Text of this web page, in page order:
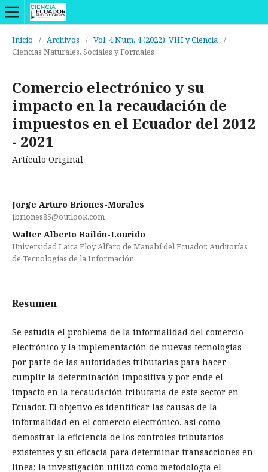
Inicio / Archivos / Vol. 4 Núm. 4 (2022): VIH y Ciencia /
Ciencias Naturales, Sociales y Formales
Comercio electrónico y su
impacto en la recaudación de
impuestos en el Ecuador del 2012
- 2021
Artículo Original
Jorge Arturo Briones-Morales
jbriones85@outlook.com
Walter Alberto Bailón-Lourido
Universidad Laica Eloy Alfaro de Manabí del Ecuador, Auditorías
de Tecnologías de la Información
Resumen
Se estudia el problema de la informalidad del comercio
electrónico y la implementación de nuevas tecnologías
por parte de las autoridades tributarias para hacer
cumplir la determinación impositiva y por ende el
impacto en la recaudación tributaria de este sector en
Ecuador. El objetivo es identificar las causas de la
informalidad en el comercio electrónico, así como
demostrar la eficiencia de los controles tributarios
existentes y su eficacia para determinar transacciones en
línea; la investigación utilizó como metodología el